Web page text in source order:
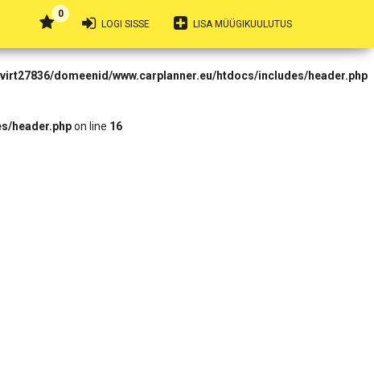
Forbidden in
domeenid/www.carplanner.eu/htdocs/includes/header.php
header.phpon line 16
0
LOGI SISSE
LISA MÜÜGIKUULUTUS